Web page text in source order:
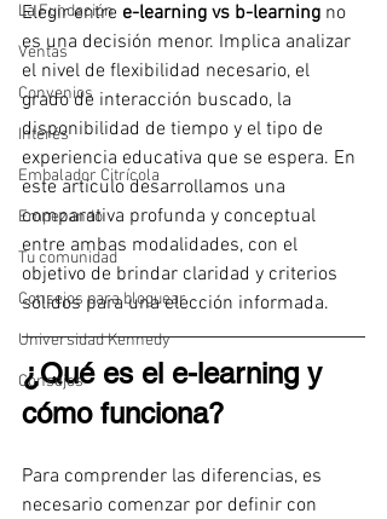
La Fundación
Ventas
Convenios
Interés
Embalador Citrícola
Empezando
Tu comunidad
Consejos para bloguear
Universidad Kennedy
Consejos
Elegir entre e-learning vs b-learning no
es una decisión menor. Implica analizar
el nivel de flexibilidad necesario, el
grado de interacción buscado, la
disponibilidad de tiempo y el tipo de
experiencia educativa que se espera. En
este artículo desarrollamos una
comparativa profunda y conceptual
entre ambas modalidades, con el
objetivo de brindar claridad y criterios
sólidos para una elección informada.
¿Qué es el e-learning y
cómo funciona?
Para comprender las diferencias, es
necesario comenzar por definir con